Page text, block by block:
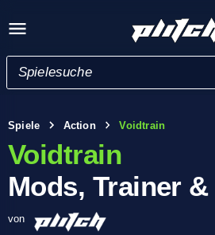
Spiele Action Voidtrain
Voidtrain
Mods, Trainer
von